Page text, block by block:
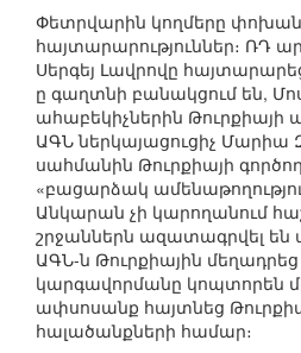
Փետրվարին կողմերը
հայտարարություններ։ ՌԴ
Սերգեյ Լավրովը
ը գաղտնի բանակցում են,
ահաբեկիչներին Թուրքիայի
ԱԳՆ ներկայացուցիչ
սահմանին Թուրքիայի
«բացարձակ
Անկարան չի կարողանում
շրջաններն ազատագրվել են
ԱԳՆ-ն Թուրքիային
կարգավորմանը կոպտորեն
ափսոսանք հայտնեց
հալածանքների համար։